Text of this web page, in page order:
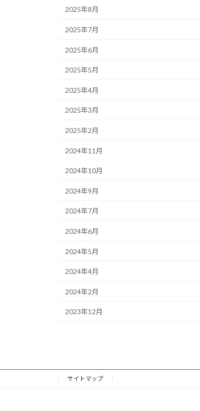
2025年8月
2025年7月
2025年6月
2025年5月
2025年4月
2025年3月
2025年2月
2024年11月
2024年10月
2024年9月
2024年7月
2024年6月
2024年5月
2024年4月
2024年2月
2023年12月
サイトマップ